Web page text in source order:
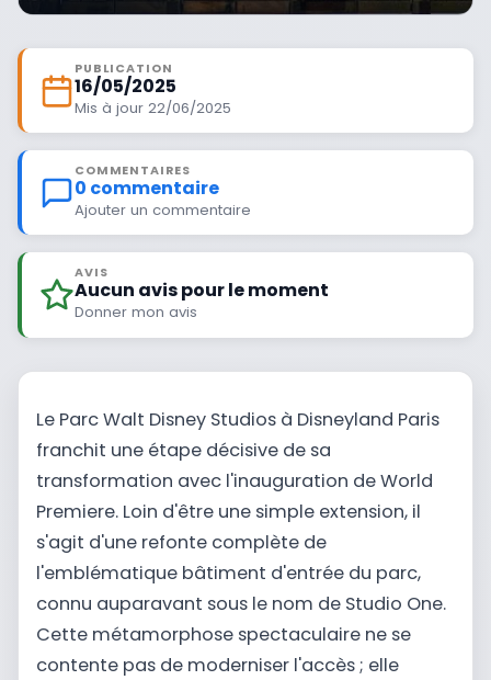
PUBLICATION
16/05/2025
Mis à jour 22/06/2025
COMMENTAIRES
0 commentaire
Ajouter un commentaire
AVIS
Aucun avis pour le moment
Donner mon avis
Le Parc Walt Disney Studios à Disneyland Paris
franchit une étape décisive de sa
transformation avec l'inauguration de World
Premiere. Loin d'être une simple extension, il
s'agit d'une refonte complète de
l'emblématique bâtiment d'entrée du parc,
connu auparavant sous le nom de Studio One.
Cette métamorphose spectaculaire ne se
contente pas de moderniser l'accès ; elle